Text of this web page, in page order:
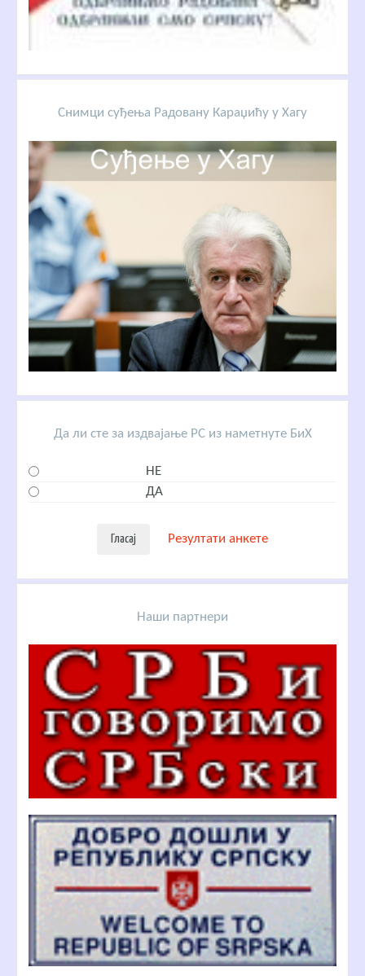
Снимци суђења Радовану Караџићу у Хагу
Да ли сте за издвајање РС из наметнуте БиХ
НЕ
ДА
Резултати анкете
Наши партнери